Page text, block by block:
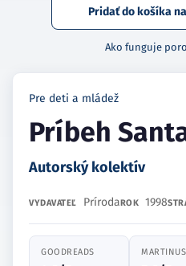
Pridať do košíka
Ako funguje
Pre deti a mládež
Príbeh
Autorský kolektív
VYDAVATEĽ PrírodaROK 1998
GOODREADS MARTINUS